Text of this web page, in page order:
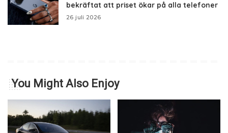
bekräftat att priset ökar på alla telefoner
26 juli 2026
You Might Also Enjoy